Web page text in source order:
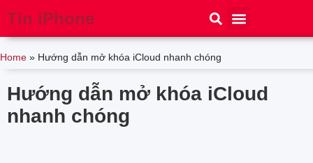
Tin iPhone
Home » Hướng dẫn mở khóa iCloud nhanh chóng
Hướng dẫn mở khóa iCloud
nhanh chóng